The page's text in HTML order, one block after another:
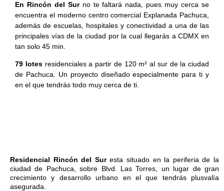
En Rincón del Surno te faltará nada, pues muy cerca se
encuentra el moderno centro comercial Explanada Pachuca,
además de escuelas, hospitales y conectividad a una de las
principales vías de la ciudad por la cual llegarás a CDMX en
tan solo 45 min.
79 lotesresidenciales a partir de 120 m² al sur de la ciudad
de Pachuca. Un proyecto diseñado especialmente para ti y
en el que tendrás todo muy cerca de ti.
Residencial Rincón del Suresta situado en la periferia de la
ciudad de Pachuca, sobre Blvd. Las Torres, un lugar de gran
crecimiento y desarrollo urbano en el que tendrás plusvalía
asegurada.